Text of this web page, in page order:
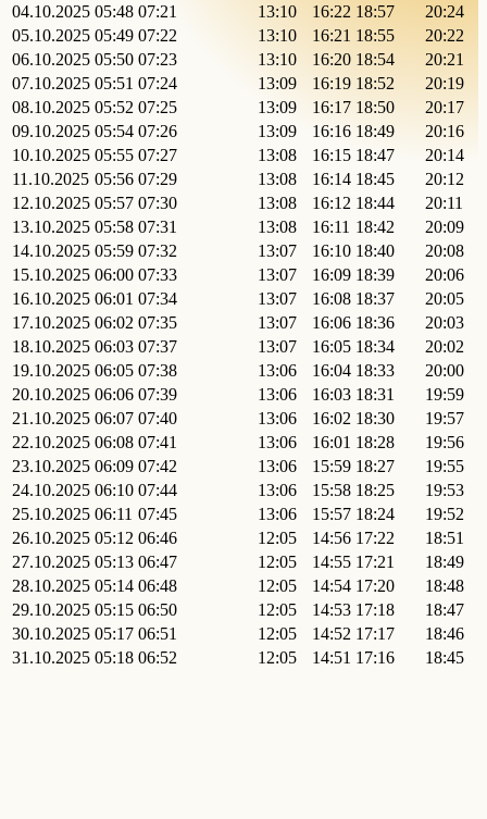
04.10.2025 05:48 07:21 13:10 16:22 18:57
20:24
05.10.2025 05:49 07:22 13:10 16:21 18:55
20:22
06.10.2025 05:50 07:23 13:10 16:20 18:54
20:21
07.10.2025 05:51 07:24 13:09 16:19 18:52
20:19
08.10.2025 05:52 07:25 13:09 16:17 18:50
20:17
09.10.2025 05:54 07:26 13:09 16:16 18:49
20:16
10.10.2025 05:55 07:27 13:08 16:15 18:47
20:14
11.10.2025 05:56 07:29 13:08 16:14 18:45
20:12
12.10.2025 05:57 07:30 13:08 16:12 18:44
20:11
13.10.2025 05:58 07:31 13:08 16:11 18:42
20:09
14.10.2025 05:59 07:32 13:07 16:10 18:40
20:08
15.10.2025 06:00 07:33 13:07 16:09 18:39
20:06
16.10.2025 06:01 07:34 13:07 16:08 18:37
20:05
17.10.2025 06:02 07:35 13:07 16:06 18:36
20:03
18.10.2025 06:03 07:37 13:07 16:05 18:34
20:02
19.10.2025 06:05 07:38 13:06 16:04 18:33
20:00
20.10.2025 06:06 07:39 13:06 16:03 18:31
19:59
21.10.2025 06:07 07:40 13:06 16:02 18:30
19:57
22.10.2025 06:08 07:41 13:06 16:01 18:28
19:56
23.10.2025 06:09 07:42 13:06 15:59 18:27
19:55
24.10.2025 06:10 07:44 13:06 15:58 18:25
19:53
25.10.2025 06:11 07:45 13:06 15:57 18:24
19:52
26.10.2025 05:12 06:46 12:05 14:56 17:22
18:51
27.10.2025 05:13 06:47 12:05 14:55 17:21
18:49
28.10.2025 05:14 06:48 12:05 14:54 17:20
18:48
29.10.2025 05:15 06:50 12:05 14:53 17:18
18:47
30.10.2025 05:17 06:51 12:05 14:52 17:17
18:46
31.10.2025 05:18 06:52 12:05 14:51 17:16 18:45